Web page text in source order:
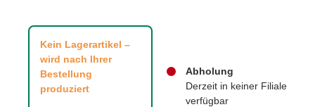
Kein Lagerartikel –
wird nach Ihrer
Bestellung
produziert
Abholung
Derzeit in keiner Filiale
verfügbar